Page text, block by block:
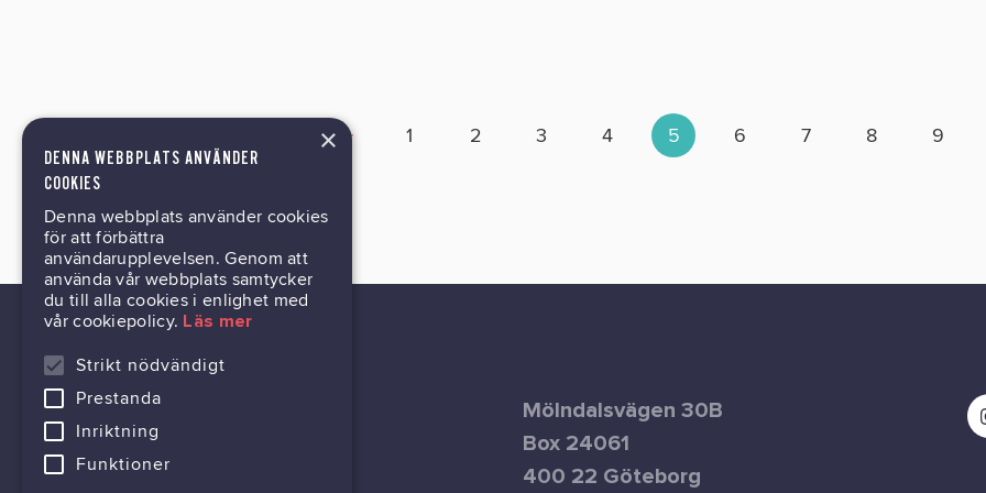
1 2 3 4 5 6 7 8 9
kontor@gil.se
031-63 64 80
Mölndalsvägen 30B
Box 24061
400 22 Göteborg
×
DENNA WEBBPLATS ANVÄNDER
COOKIES
Denna webbplats använder cookies
för att förbättra
användarupplevelsen. Genom att
använda vår webbplats samtycker
du till alla cookies i enlighet med
vår cookiepolicy. Läs mer
Strikt nödvändigt
Prestanda
Inriktning
Funktioner